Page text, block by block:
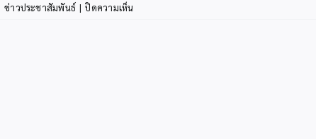
ข่าวประชาสัมพันธ์ | ปิดความเห็น